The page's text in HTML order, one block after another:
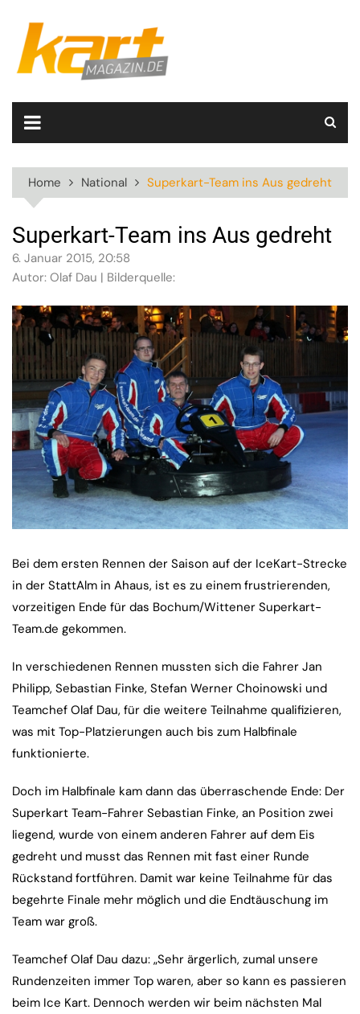
content
Home National Superkart-Team ins Aus gedreht
Superkart-Team ins Aus gedreht
6. Januar 2015, 20:58
Autor: Olaf Dau | Bilderquelle:
Bei dem ersten Rennen der Saison auf der IceKart-Strecke
in der StattAlm in Ahaus, ist es zu einem frustrierenden,
vorzeitigen Ende für das Bochum/Wittener Superkart-
Team.de gekommen.
In verschiedenen Rennen mussten sich die Fahrer Jan
Philipp, Sebastian Finke, Stefan Werner Choinowski und
Teamchef Olaf Dau, für die weitere Teilnahme qualifizieren,
was mit Top-Platzierungen auch bis zum Halbfinale
funktionierte.
Doch im Halbfinale kam dann das überraschende Ende: Der
Superkart Team-Fahrer Sebastian Finke, an Position zwei
liegend, wurde von einem anderen Fahrer auf dem Eis
gedreht und musst das Rennen mit fast einer Runde
Rückstand fortführen. Damit war keine Teilnahme für das
begehrte Finale mehr möglich und die Endtäuschung im
Team war groß.
Teamchef Olaf Dau dazu: „Sehr ärgerlich, zumal unsere
Rundenzeiten immer Top waren, aber so kann es passieren
beim Ice Kart. Dennoch werden wir beim nächsten Mal